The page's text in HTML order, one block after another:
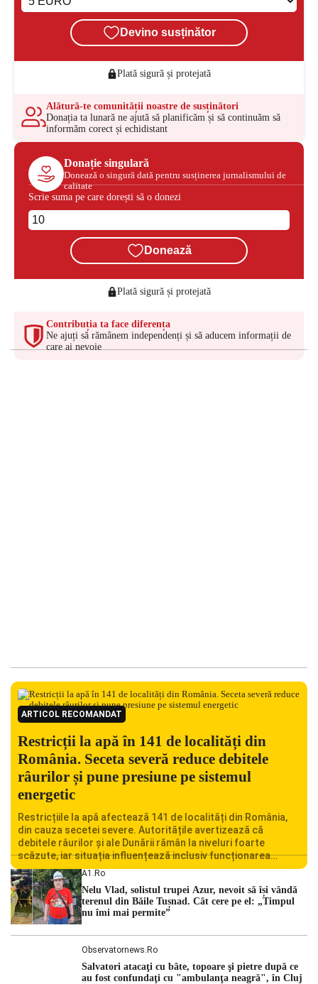
Devino susținător
Plată sigură și protejată
Alătură-te comunității noastre de susținători
Donația ta lunară ne ajută să planificăm și să continuăm să
informăm corect și echidistant
Donație singulară
Donează o singură dată pentru susținerea jurnalismului de
calitate
Scrie suma pe care dorești să o donezi
Donează
Plată sigură și protejată
Contribuția ta face diferența
Ne ajuți să rămânem independenți și să aducem informații de
care ai nevoie
ARTICOL RECOMANDAT
Restricții la apă în 141 de localități din
România. Seceta severă reduce debitele
râurilor și pune presiune pe sistemul
energetic
Restricțiile la apă afectează 141 de localități din România,
din cauza secetei severe. Autoritățile avertizează că
debitele râurilor și ale Dunării rămân la niveluri foarte
scăzute, iar situația influențează inclusiv funcționarea
Centralei Nucleare de la Cernavodă. România se confruntă
cu una dintre cele mai dificile perioade din punct de vedere
hidrologic din ultimii ani. Lipsa […]
A1.ro
Nelu Vlad, solistul trupei Azur, nevoit să își vândă
terenul din Băile Tușnad. Cât cere pe el: „Timpul
nu îmi mai permite”
Observatornews.ro
Salvatori atacaţi cu bâte, topoare şi pietre după ce
au fost confundaţi cu "ambulanţa neagră", în Cluj